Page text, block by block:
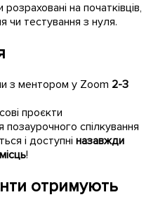
на початківців,
чи тестування з нуля.
з ментором у Zoom 2-3
проєкти
спілкування
і доступні назавжди
!
отримують